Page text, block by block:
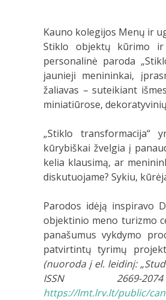
Kauno kolegijos Menų ir
Stiklo objektų kūrimo ir
personalinė paroda
jaunieji menininkai,
žaliavas – suteikiant
miniatiūrose,
„Stiklo transformacija“
kūrybiškai žvelgia į
kelia klausimą, ar
diskutuojame? Sykiu,
Parodos idėją inspiravo
objektinio meno turizmo
panašumus vykdymo
patvirtintų tyrimų
(nuoroda į el. leidinį:
ISSN 2669-
https://lmt.lrv.lt/public/